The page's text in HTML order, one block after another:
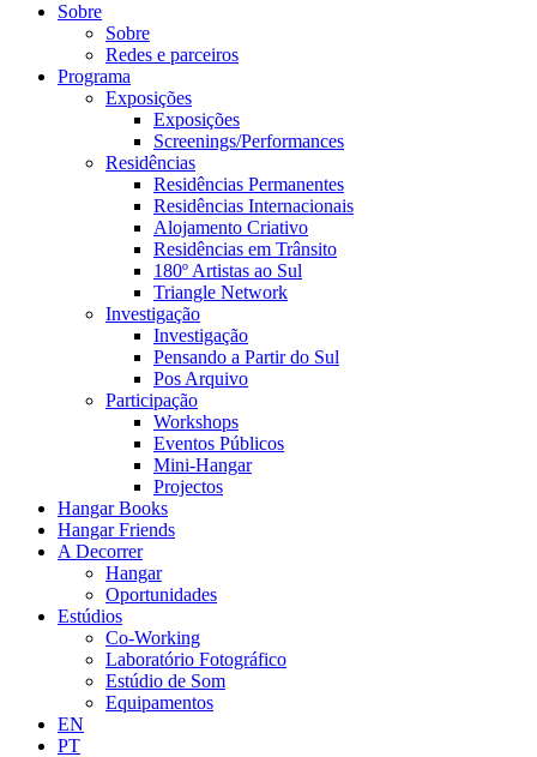
Sobre
Sobre
Redes e parceiros
Programa
Exposições
Exposições
Screenings/Performances
Residências
Residências Permanentes
Residências Internacionais
Alojamento Criativo
Residências em Trânsito
180º Artistas ao Sul
Triangle Network
Investigação
Investigação
Pensando a Partir do Sul
Pos Arquivo
Participação
Workshops
Eventos Públicos
Mini-Hangar
Projectos
Hangar Books
Hangar Friends
A Decorrer
Hangar
Oportunidades
Estúdios
Co-Working
Laboratório Fotográfico
Estúdio de Som
Equipamentos
EN
PT